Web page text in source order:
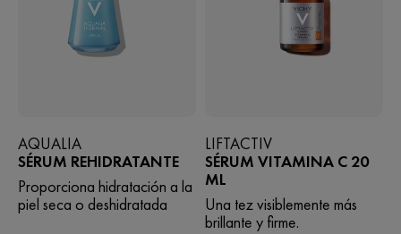
AQUALIA
SÉRUM REHIDRATANTE
Proporciona hidratación a la
piel seca o deshidratada
LIFTACTIV
SÉRUM VITAMINA C 20
ML
Una tez visiblemente más
brillante y firme.